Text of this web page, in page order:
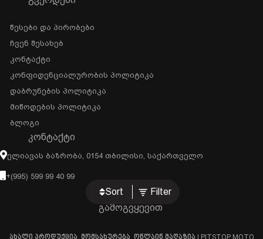
Sort Filter
Წესები Და Პირობები
Ჩვენ Შესახებ
Კონტაქტი
Კონფიდენციალურობის Პოლიტიკა
Დაბრუნების Პოლიტიკა
Მიწოდების Პოლიტიკა
Ბლოგი
ᲙᲝᲜᲢᲐᲥᲢᲘ
Ელიავას Ბაზრობა, 0154 Თბილისი, Საქართველო
+(995) 599 99 40 99
გამოგვყევით
ახალი პროდუქცია, მომსახურება, ონლაინ მაღაზია | PITSTOP MOTO